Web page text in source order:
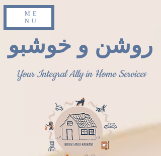
روشن و خوشبو
Your Integral Ally in Home Services
ME
NU